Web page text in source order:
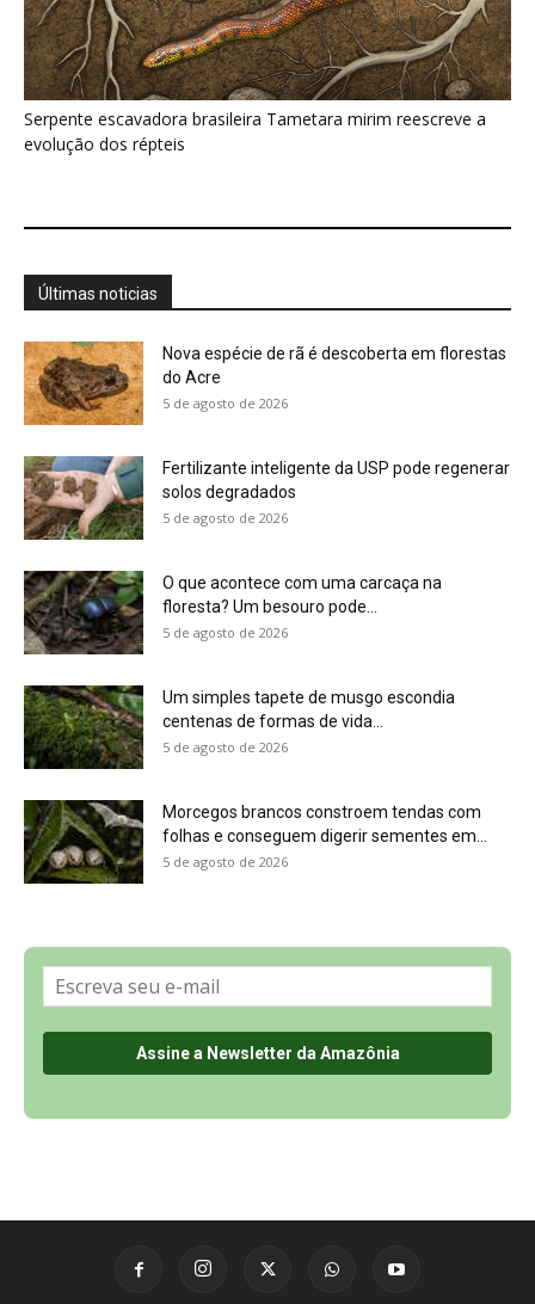
5 de agosto de 2026
Fertilizante inteligente da USP pode regenerar
solos degradados
5 de agosto de 2026
Um simples tapete de musgo escondia
5 de agosto de 2026
5 de agosto de 2026
Política de Privacidade, LGPD e RGPD
Últimas Notícias
🌎 Español
©